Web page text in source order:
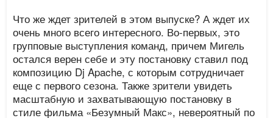
Что же ждет зрителей в этом выпуске? А ждет их
очень много всего интересного. Во-первых, это
групповые выступления команд, причем Мигель
остался верен себе и эту постановку ставил под
композицию Dj Apache, с которым сотрудничает
еще с первого сезона. Также зрители увидеть
масштабную и захватывающую постановку в
стиле фильма «Безумный Макс», невероятный по